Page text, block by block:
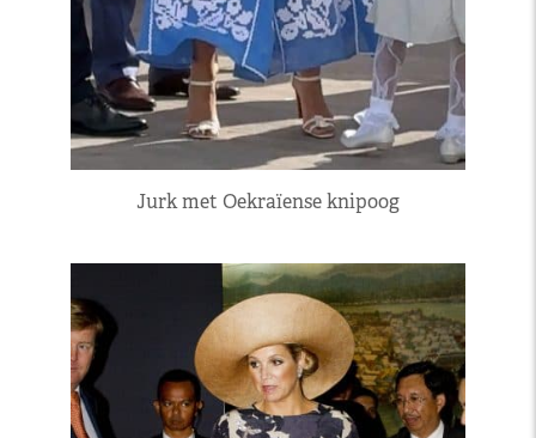
Jurk met Oekraïense knipoog